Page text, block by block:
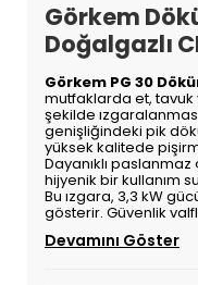
Görkem
Doğalgazlı
Görkem PG 30
mutfaklarda et,
şekilde
genişliğindeki pik
yüksek kalitede
Dayanıklı
hijyenik bir kullanım
Bu ızgara, 3,3 kW
gösterir. Güvenlik
Devamını Göster